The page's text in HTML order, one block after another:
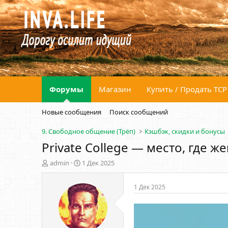
Форумы Магазин Купить / Продать ТСР
Новые сообщения Поиск сообщений
9. Свободное общение (Трёп) Кэшбэк, скидки и бонусы
Private College — место, где
А
в
admin
Д
а
а
н
а
ч
1 Дек 2025
1 Дек 2025